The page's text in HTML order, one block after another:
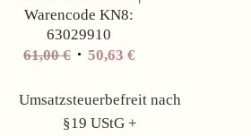
Warencode KN8:
63029910
61,00€ 50,63 €
Umsatzsteuerbefreit nach
§19 UStG +